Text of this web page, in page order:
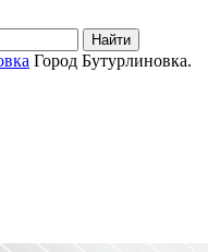
Найти
Город Бутурлиновка.